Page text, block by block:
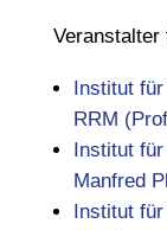
Veranstalter
Institut
RRM
Institut
Manfred
Institut